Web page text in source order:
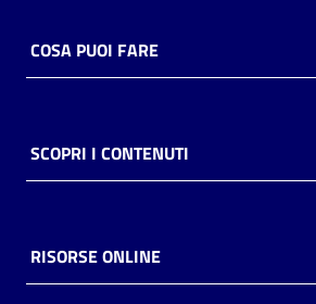
Piani
Decentrate
COSA PUOI FARE
SCOPRI I CONTENUTI
RISORSE ONLINE